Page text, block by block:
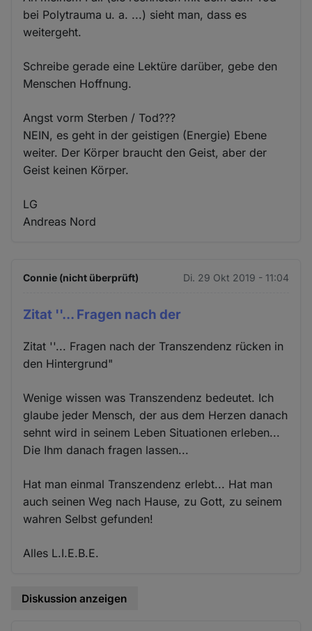
bei Polytrauma u. a. ...) sieht man, dass es
weitergeht.
Schreibe gerade eine Lektüre darüber, gebe den
Menschen Hoffnung.
Angst vorm Sterben / Tod???
NEIN, es geht in der geistigen (Energie) Ebene
weiter. Der Körper braucht den Geist, aber der
Geist keinen Körper.
LG
Andreas Nord
Connie (nicht überprüft) Di. 29 Okt 2019 - 11:04
Zitat ''... Fragen nach der
Zitat ''... Fragen nach der Transzendenz rücken in
den Hintergrund"
Wenige wissen was Transzendenz bedeutet. Ich
glaube jeder Mensch, der aus dem Herzen danach
sehnt wird in seinem Leben Situationen erleben...
Die Ihm danach fragen lassen...
Hat man einmal Transzendenz erlebt... Hat man
auch seinen Weg nach Hause, zu Gott, zu seinem
wahren Selbst gefunden!
Alles L.I.E.B.E.
Diskussion anzeigen